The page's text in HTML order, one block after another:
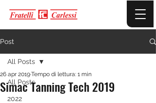
Post
All Posts
2022
All Posts
Simac Tanning Tech 2019
26 apr 2019Tempo di lettura: 1 min